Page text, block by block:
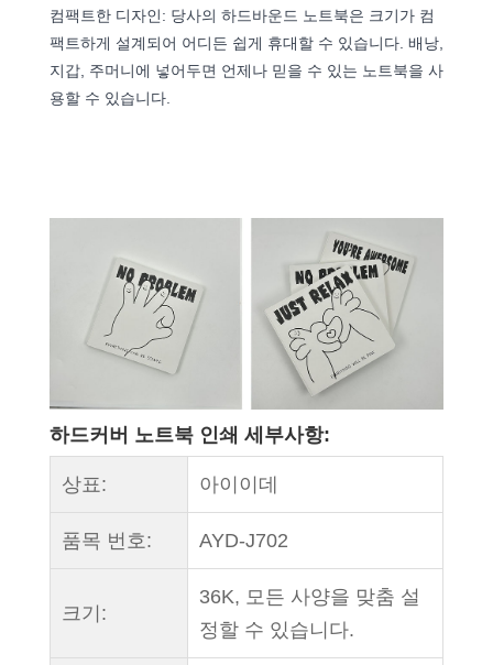
컴팩트한 디자인: 당사의 하드바운드 노트북은 크기가 컴
팩트하게 설계되어 어디든 쉽게 휴대할 수 있습니다. 배낭,
지갑, 주머니에 넣어두면 언제나 믿을 수 있는 노트북을 사
용할 수 있습니다.
하드커버 노트북 인쇄 세부사항:
상표: 아이이데
품목 번호: AYD-J702
크기:
36K, 모든 사양을 맞춤 설
정할 수 있습니다.